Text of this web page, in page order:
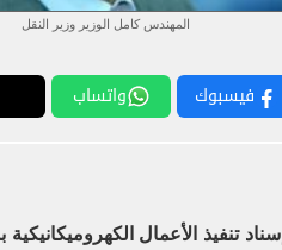
المهندس كامل الوزير وزير النقل
فيسبوك واتساب
تنفيذ الأعمال